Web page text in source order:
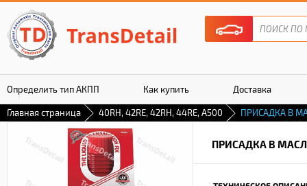
Определить тип АКПП Как купить Доставка
Гарантия
Главная страница 40RH, 42RE, 42RH, 44RE, A500 ПРИСАДКА В
ПРИСАДКА В